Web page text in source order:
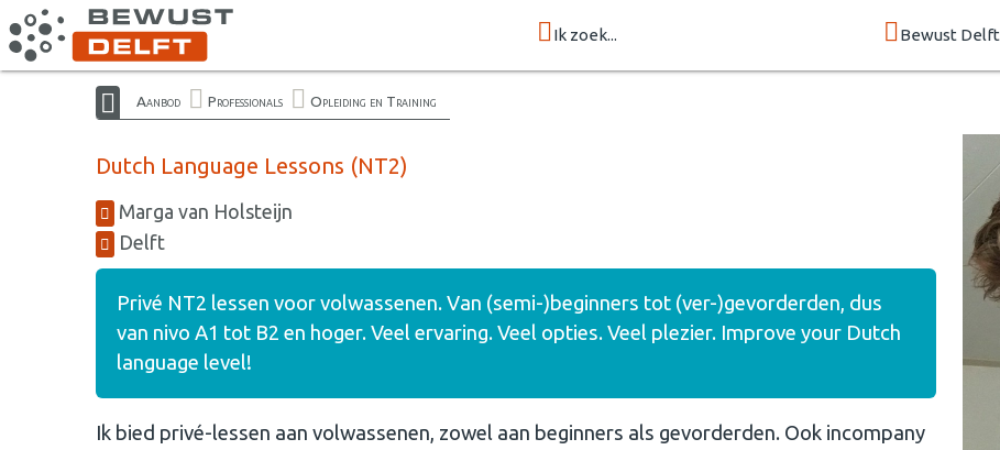
Ik zoek... Bewust Delft
Aanbod Professionals Opleiding en Training
Dutch Language Lessons (NT2)
Marga van Holsteijn
Delft
Privé NT2 lessen voor volwassenen. Van (semi-)beginners tot (ver-)gevorderden, dus
van nivo A1 tot B2 en hoger. Veel ervaring. Veel opties. Veel plezier. Improve your Dutch
language level!
Ik bied privé-lessen aan volwassenen, zowel aan beginners als gevorderden. Ook incompany